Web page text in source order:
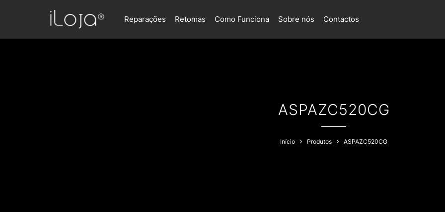
Reparações Retomas Como Funciona Sobre nós Contactos
ASPAZC520CG
Início Produtos ASPAZC520CG